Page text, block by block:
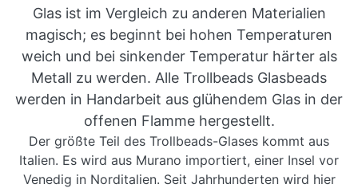
Glas ist im Vergleich zu anderen Materialien
magisch; es beginnt bei hohen Temperaturen
weich und bei sinkender Temperatur härter als
Metall zu werden. Alle Trollbeads Glasbeads
werden in Handarbeit aus glühendem Glas in der
offenen Flamme hergestellt.
Der größte Teil des Trollbeads-Glases kommt aus
Italien. Es wird aus Murano importiert, einer Insel vor
Venedig in Norditalien. Seit Jahrhunderten wird hier